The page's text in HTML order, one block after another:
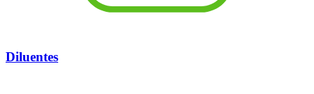
Diluentes